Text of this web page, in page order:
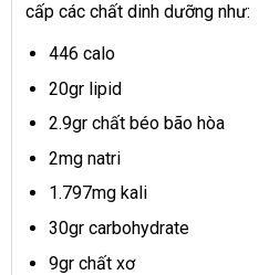
cấp các chất dinh dưỡng như:
446 calo
20gr lipid
2.9gr chất béo bão hòa
2mg natri
1.797mg kali
30gr carbohydrate
9gr chất xơ